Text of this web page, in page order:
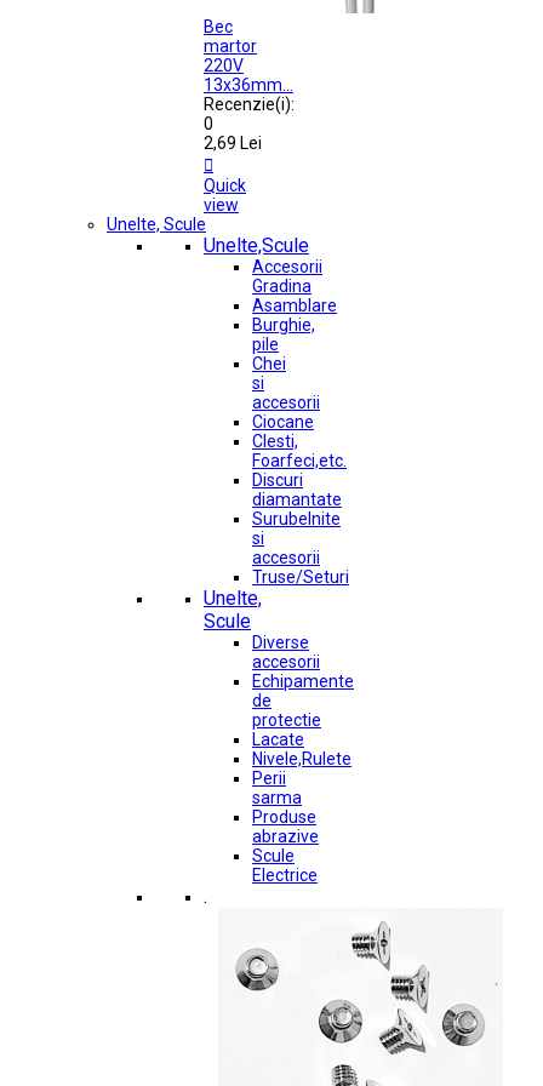
Bec
martor
220V
13x36mm...
Recenzie(i):
0
2,69 Lei

Quick
view
Unelte, Scule
Unelte,Scule
Accesorii
Gradina
Asamblare
Burghie,
pile
Chei
si
accesorii
Ciocane
Clesti,
Foarfeci,etc.
Discuri
diamantate
Surubelnite
si
accesorii
Truse/Seturi
Unelte,
Scule
Diverse
accesorii
Echipamente
de
protectie
Lacate
Nivele,Rulete
Perii
sarma
Produse
abrazive
Scule
Electrice
.